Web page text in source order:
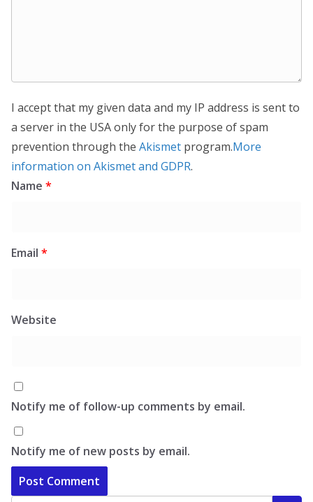
I accept that my given data and my IP address is sent to
a server in the USA only for the purpose of spam
prevention through the Akismet program.More
information on Akismet and GDPR.
Name *
Email *
Website
Notify me of follow-up comments by email.
Notify me of new posts by email.